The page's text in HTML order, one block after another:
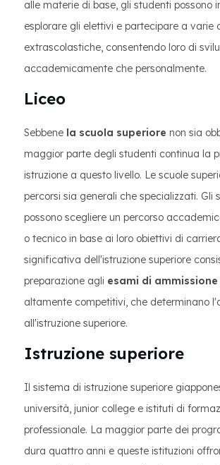
alle materie di base, gli studenti possono
esplorare gli elettivi e partecipare a varie
extrascolastiche, consentendo loro di
accademicamente che personalmente.
Liceo
Sebbene la scuola superiore non sia
maggior parte degli studenti continua la
istruzione a questo livello. Le scuole
percorsi sia generali che specializzati. Gli
possono scegliere un percorso
o tecnico in base ai loro obiettivi di
significativa dell'istruzione superiore
preparazione agli esami di
altamente competitivi, che determinano
all'istruzione superiore.
Istruzione superiore
Il sistema di istruzione superiore
università, junior college e istituti di
professionale. La maggior parte dei
dura quattro anni e queste istituzioni